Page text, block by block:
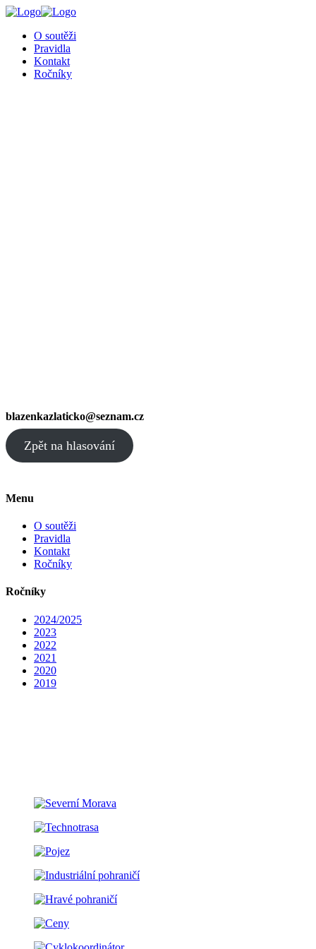
O soutěži
Pravidla
Kontakt
Ročníky
blazenkazlaticko@seznam.cz
Zpět na hlasování
Menu
O soutěži
Pravidla
Kontakt
Ročníky
Ročníky
2024/2025
2023
2022
2021
2020
2019